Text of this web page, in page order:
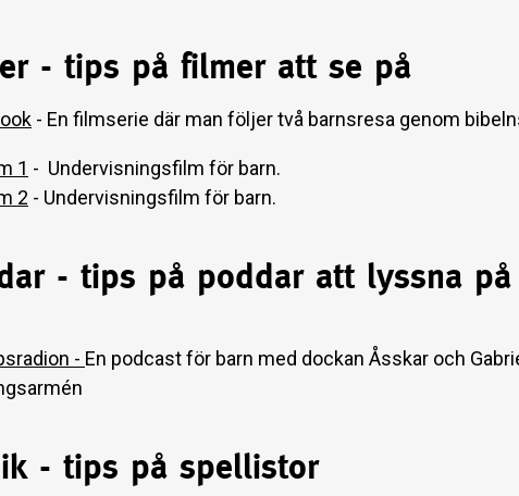
- tips på filmer att se på
- En filmserie där man följer två barnsresa genom
1 - Undervisningsfilm för barn.
2 - Undervisningsfilm för
- tips på poddar att lyssna på
- En podcast för barn med dockan Åsskar och
- tips på spellistor